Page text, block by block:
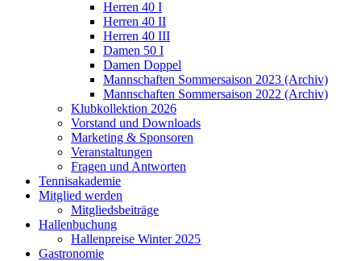
Herren 40 I
Herren 40 II
Herren 40 III
Damen 50 I
Damen Doppel
Mannschaften Sommersaison 2023 (Archiv)
Mannschaften Sommersaison 2022 (Archiv)
Klubkollektion 2026
Vorstand und Downloads
Marketing & Sponsoren
Veranstaltungen
Fragen und Antworten
Tennisakademie
Mitglied werden
Mitgliedsbeiträge
Hallenbuchung
Hallenpreise Winter 2025
Gastronomie